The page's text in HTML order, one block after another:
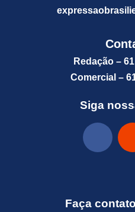
Redação –
Comercial –
Siga
Faça